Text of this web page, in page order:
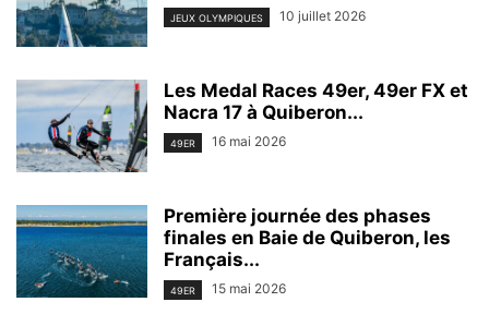
JEUX OLYMPIQUES 10 juillet 2026
Les Medal Races 49er, 49er FX et
Nacra 17 à Quiberon...
49ER 16 mai 2026
Première journée des phases
finales en Baie de Quiberon, les
Français...
49ER 15 mai 2026